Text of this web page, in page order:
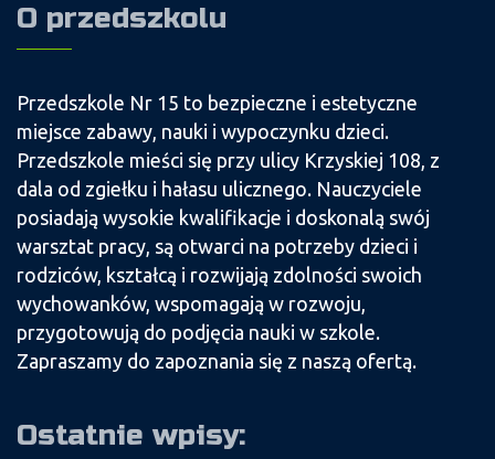
O przedszkolu
Przedszkole Nr 15 to bezpieczne i estetyczne
miejsce zabawy, nauki i wypoczynku dzieci.
Przedszkole mieści się przy ulicy Krzyskiej 108, z
dala od zgiełku i hałasu ulicznego. Nauczyciele
posiadają wysokie kwalifikacje i doskonalą swój
warsztat pracy, są otwarci na potrzeby dzieci i
rodziców, kształcą i rozwijają zdolności swoich
wychowanków, wspomagają w rozwoju,
przygotowują do podjęcia nauki w szkole.
Zapraszamy do zapoznania się z naszą ofertą.
Ostatnie wpisy: